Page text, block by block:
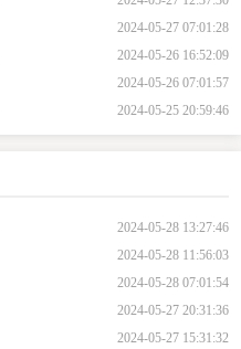
2024-05-27 07:01:28
2024-05-26 16:52:09
2024-05-26 07:01:57
2024-05-25 20:59:46
2024-05-28 13:27:46
2024-05-28 11:56:03
2024-05-28 07:01:54
2024-05-27 20:31:36
2024-05-27 15:31:32